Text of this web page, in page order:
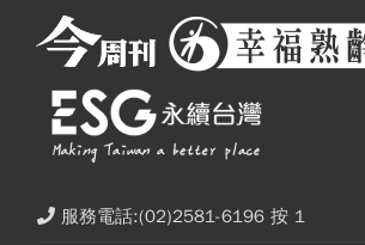
服務電話:(02)2581-6196 按 1